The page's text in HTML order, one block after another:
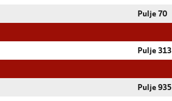
Pulje 70
Pulje 313
Pulje 935